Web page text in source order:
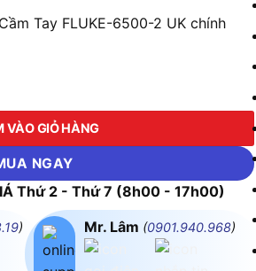
Tay FLUKE-6500-2 UK chính
Tay FLUKE-6500-2 UK số lượng
VÀO GIỎ HÀNG
NGAY
Thứ 2 - Thứ 7 (8h00 - 17h00)
) Mr. Lâm (0901.940.968)